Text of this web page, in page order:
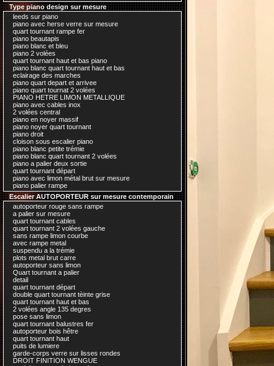
Type piano design sur mesure
leeds sur piano
piano avec herse verre sur mesure
quart tournant rampe fer
piano beautapis
piano blanc et bleu
piano 2 volées
quart tournant haut et bas piano
piano blanc quart tournant haut et bas
eclairage des marches
piano quart depart et arrivee
piano quart tournat 2 volées
PIANO HETRE LIMON METALLIQUE
piano avec cables inox
2 volées central
piano en noyer massif
piano noyer quart tournant
piano droit
cloison sous escalier piano
piano blanc petite trémie
piano blanc quart tournant 2 volées
piano a palier deux sortie
quart tournant départ
piano avec limon métal brut sur mesure
piano palier rampe
Escalier AUTOPORTEUR sur mesure contemporain
autoporteur rouge sans rampe
a palier sur mesure
quart tournant cables
quart tournant 2 volées gauche
sans rampe limon courbe
avec rampe metal
suspendu a la trémie
plots metal brut carre
autoporteur sans limon
Quart tournant a palier
detail
quart tournant départ
double quart tournant tèinte grise
quart tournant haut et bas
2 volées angle 135 degres
pose sans limon
quart tournant balustres fer
autoporteur bois hêtre
quart tournant haut
puits de lumiere
garde-corps verre sur lisses rondes
DROIT FINITION WENGUE